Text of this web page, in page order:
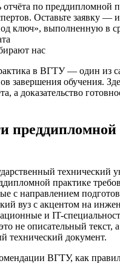
отчёта по преддипломной
Оставьте заявку —
ключ», выполненную в
нас
в ВГТУ — один из
завершения обучения.
а доказательство
технический
практике
с направлением
вуз с акцентом на
и IT-
не описательный текст, а
технический документ.
ВГТУ, как